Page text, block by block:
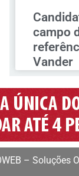
campo
Vander
– Soluções